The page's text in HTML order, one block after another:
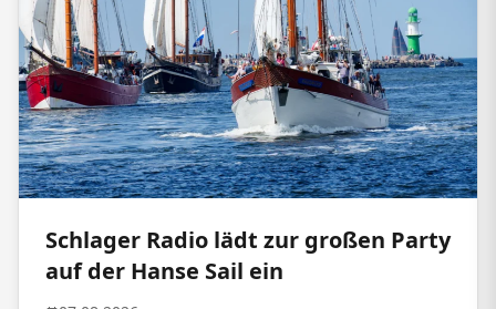
Schlager Radio lädt zur großen Party
auf der Hanse Sail ein